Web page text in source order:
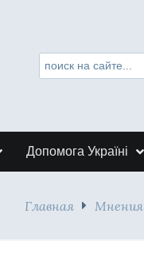
Допомога Україні
Главная Мнения